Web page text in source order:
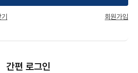
회원가입
간편 로그인